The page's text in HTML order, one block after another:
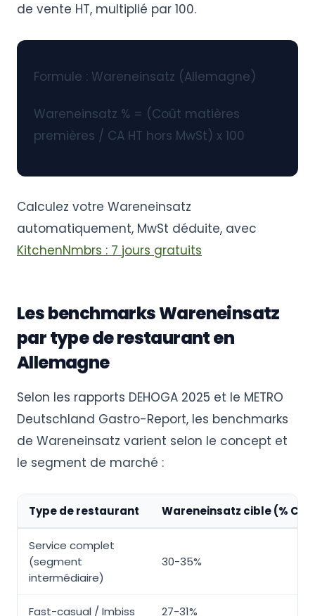
de vente HT, multiplié par 100.
Formule : Wareneinsatz (Allemagne)
Wareneinsatz % = (Coût matières
premières / CA HT hors MwSt) x 100
Calculez votre Wareneinsatz
automatiquement, MwSt déduite, avec
KitchenNmbrs : 7 jours gratuits
Les benchmarks Wareneinsatz
par type de restaurant en
Allemagne
Selon les rapports DEHOGA 2025 et le METRO
Deutschland Gastro-Report, les benchmarks
de Wareneinsatz varient selon le concept et
le segment de marché :
Type de restaurant Wareneinsatz cible (% CA
Service complet
(segment
intermédiaire)
30-35%
Fast-casual / Imbiss 27-31%